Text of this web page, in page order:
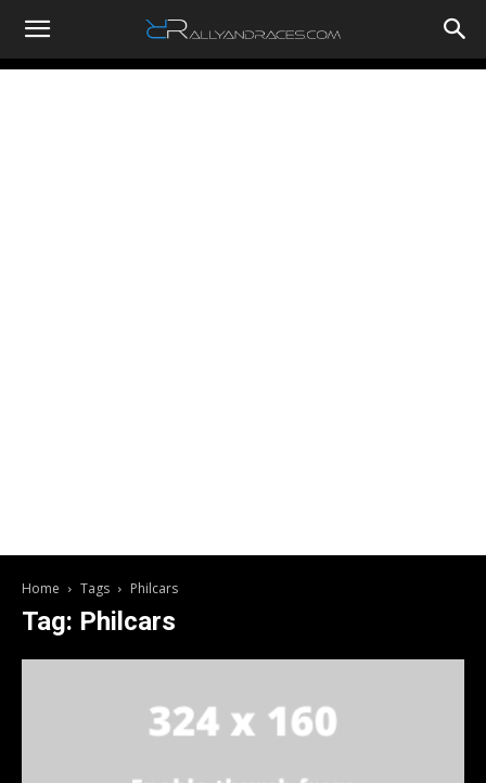
RallyandRaces.com
Home Tags Philcars
Tag: Philcars